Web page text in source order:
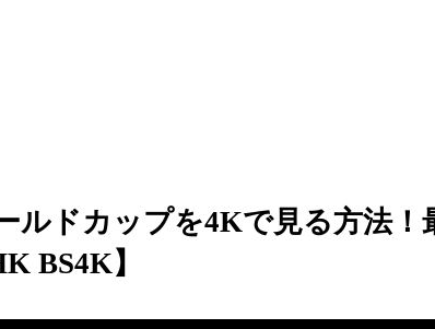
ルドカップを4Kで見る方法！
BS4K】